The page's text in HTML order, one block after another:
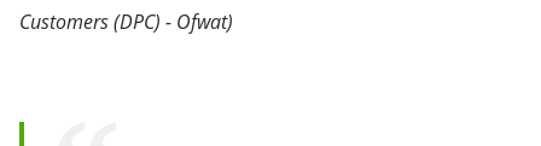
Customers (DPC) - Ofwat)